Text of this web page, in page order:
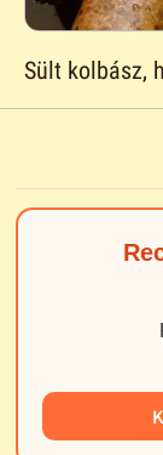
Sült kolbász,